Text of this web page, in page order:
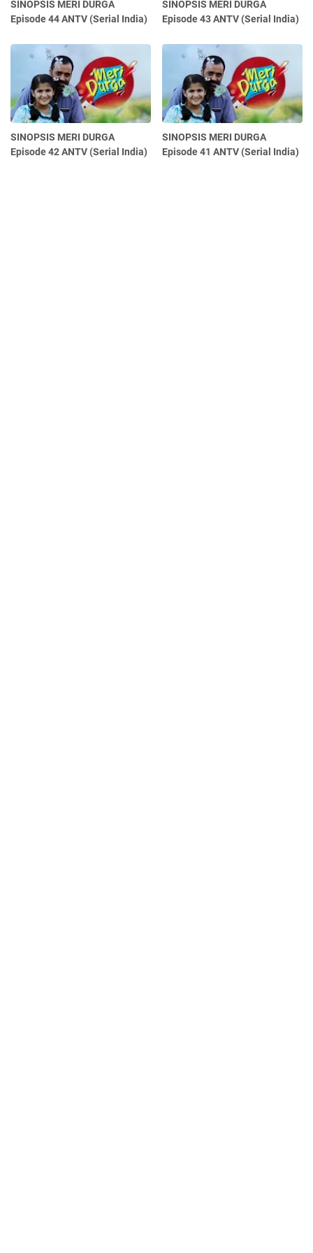
SINOPSIS MERI DURGA
Episode 44 ANTV (Serial India)
SINOPSIS MERI DURGA
Episode 43 ANTV (Serial India)
SINOPSIS MERI DURGA
Episode 42 ANTV (Serial India)
SINOPSIS MERI DURGA
Episode 41 ANTV (Serial India)